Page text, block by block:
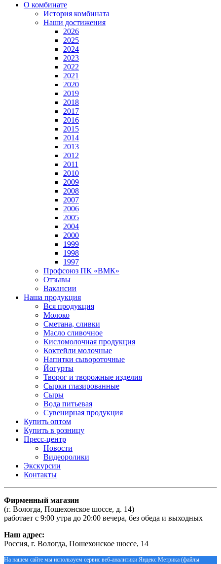
О комбинате
История комбината
Наши достижения
2026
2025
2024
2023
2022
2021
2020
2019
2018
2017
2016
2015
2014
2013
2012
2011
2010
2009
2008
2007
2006
2005
2004
2000
1999
1998
1997
Профсоюз ПК «ВМК»
Отзывы
Вакансии
Наша продукция
Вся продукция
Молоко
Сметана, сливки
Масло сливочное
Кисломолочная продукция
Коктейли молочные
Напитки сывороточные
Йогурты
Творог и творожные изделия
Сырки глазированные
Сыры
Вода питьевая
Сувенирная продукция
Купить оптом
Купить в розницу
Пресс-центр
Новости
Видеоролики
Экскурсии
Контакты
Фирменный магазин
(г. Вологда, Пошехонское шоссе, д. 14)
работает с 9:00 утра до 20:00 вечера, без обеда и выходных
Наш адрес:
Россия, г. Вологда, Пошехонское шоссе, 14
На нашем сайте мы используем сервис веб-аналитики Яндекс Метрика (файлы